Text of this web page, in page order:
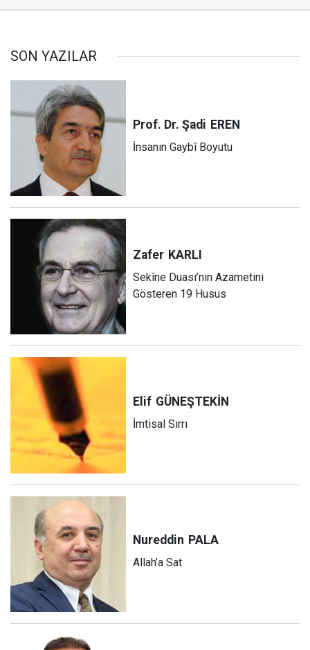
SON YAZILAR
Prof. Dr. Şadi EREN
İnsanın Gaybî Boyutu
Zafer KARLI
Sekîne Duası’nın Azametini
Gösteren 19 Husus
Elif GÜNEŞTEKİN
İmtisal Sırrı
Nureddin PALA
Allah’a Sat